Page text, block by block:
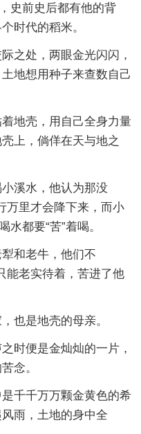
史前史后都有他的背
时代的稻米。
之处，两眼金光闪闪，
地想用种子来查数自己
地壳，用自己全身力量
上，倘佯在天与地之
溪水，他认为那没
万里才会降下来，而小
水都要“苦”着喝。
和老牛，他们不
能老实待着，苦进了他
也是地壳的母亲。
时便是金灿灿的一片，
念。
千千万万颗金黄色的希
雨，土地的身中全